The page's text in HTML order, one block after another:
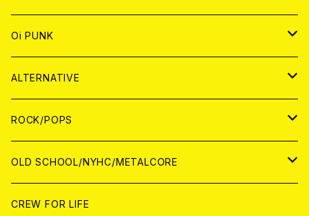
ANALOG
CD
ANALOG
JAPAN
WORLD
ANALOG
JAPAN
WORLD
JAPAN
CD
ANALOG
WORLD
CD
ANALOG
Oi PUNK
JAPAN
CD
ANALOG
WOLRD
CD
ANALOG
ALTERNATIVE
JAPAN
CD
ANALOG
WORLD
CD
ROCK/POPS
JAPAN
CD
WORLD
OLD SCHOOL/NYHC/METALCORE
JAPAN
CREW FOR LIFE